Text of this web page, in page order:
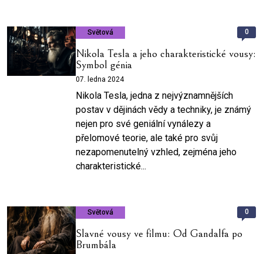
Světová 0
Nikola Tesla a jeho charakteristické vousy:
Symbol génia
07. ledna 2024
Nikola Tesla, jedna z nejvýznamnějších
postav v dějinách vědy a techniky, je známý
nejen pro své geniální vynálezy a
přelomové teorie, ale také pro svůj
nezapomenutelný vzhled, zejména jeho
charakteristické...
Světová 0
Slavné vousy ve filmu: Od Gandalfa po
Brumbála